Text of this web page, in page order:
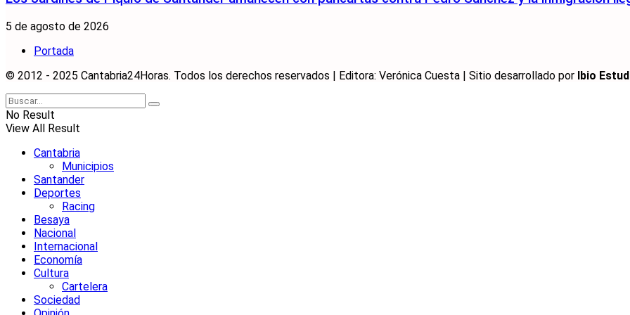
5 de agosto de 2026
Portada
© 2012 - 2025 Cantabria24Horas. Todos los derechos reservados | Editora: Verónica Cuesta | Sitio desarrollado por Ibio
No Result
View All Result
Cantabria
Municipios
Santander
Deportes
Racing
Besaya
Nacional
Internacional
Economía
Cultura
Cartelera
Sociedad